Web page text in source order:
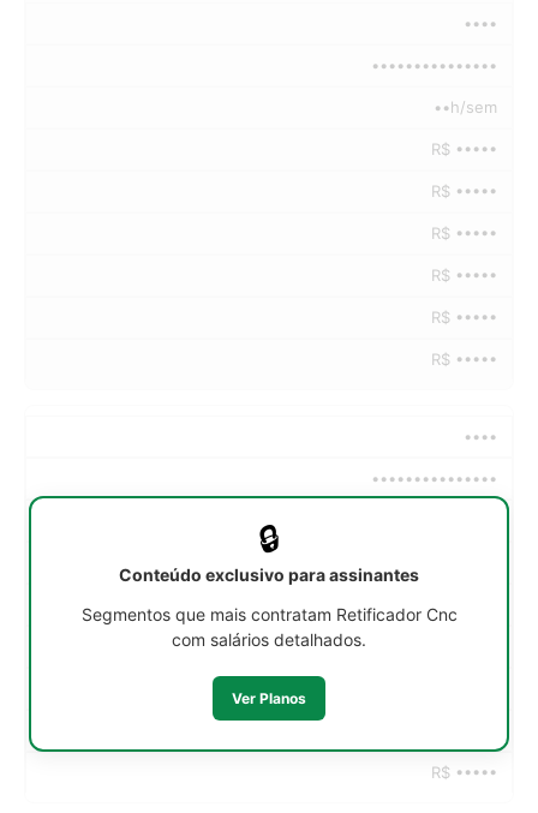
••••
•••••••••••••••
••h/sem
R$ •••••
R$ •••••
R$ •••••
R$ •••••
R$ •••••
R$ •••••
••••
•••••••••••••••
R$ •••••
R$ •••••
🔒
Conteúdo exclusivo para assinantes
Segmentos que mais contratam Retificador Cnc
com salários detalhados.
Ver Planos